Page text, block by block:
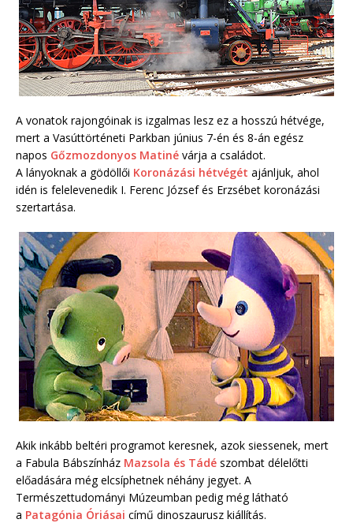
A vonatok rajongóinak is izgalmas lesz ez a hosszú hétvége,
mert a Vasúttörténeti Parkban június 7-én és 8-án egész
napos Gőz­moz­do­nyos Matiné várja a családot.
A lányoknak a gödöllői Koronázási hétvégét ajánljuk, ahol
idén is felelevenedik I. Ferenc József és Erzsébet koronázási
szertartása.
Akik inkább beltéri programot keresnek, azok siessenek, mert
a Fabula Bábszínház Mazsola és Tádé szombat délelőtti
előadására még elcsíphetnek néhány jegyet. A
Természettudományi Múzeumban pedig még látható
a Patagónia Óriásai című dinoszaurusz kiállítás.